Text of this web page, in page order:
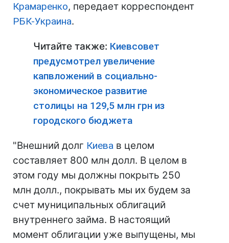
Крамаренко, передает корреспондент
РБК-Украина.
Читайте также: Киевсовет
предусмотрел увеличение
капвложений в социально-
экономическое развитие
столицы на 129,5 млн грн из
городского бюджета
"Внешний долг Киева в целом
составляет 800 млн долл. В целом в
этом году мы должны покрыть 250
млн долл., покрывать мы их будем за
счет муниципальных облигаций
внутреннего займа. В настоящий
момент облигации уже выпущены, мы